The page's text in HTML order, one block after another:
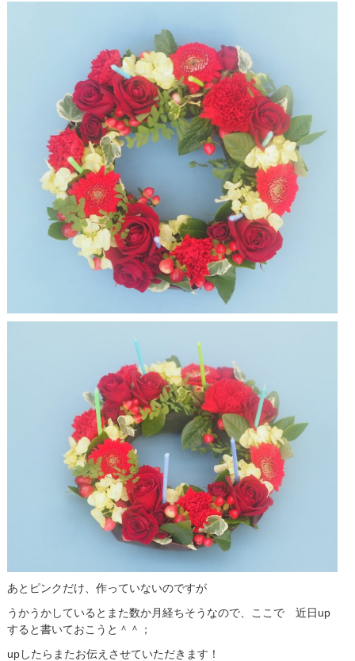
あとピンクだけ、作っていないのですが
うかうかしているとまた数か月経ちそうなので、ここで 近日up
すると書いておこうと＾＾；
upしたらまたお伝えさせていただきます！